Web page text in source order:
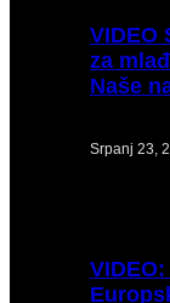
VIDEO
za
Naše
Srpanj 23,
VIDEO: